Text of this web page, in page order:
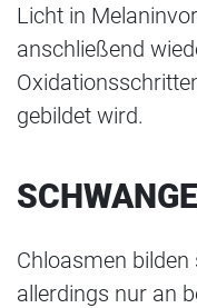
Licht in
anschließend
gebildet wird.
Chloasmen
allerdings nur an